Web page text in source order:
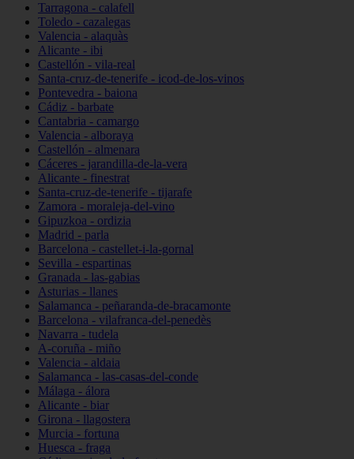
Tarragona - calafell
Toledo - cazalegas
Valencia - alaquàs
Alicante - ibi
Castellón - vila-real
Santa-cruz-de-tenerife - icod-de-los-vinos
Pontevedra - baiona
Cádiz - barbate
Cantabria - camargo
Valencia - alboraya
Castellón - almenara
Cáceres - jarandilla-de-la-vera
Alicante - finestrat
Santa-cruz-de-tenerife - tijarafe
Zamora - moraleja-del-vino
Gipuzkoa - ordizia
Madrid - parla
Barcelona - castellet-i-la-gornal
Sevilla - espartinas
Granada - las-gabias
Asturias - llanes
Salamanca - peñaranda-de-bracamonte
Barcelona - vilafranca-del-penedès
Navarra - tudela
A-coruña - miño
Valencia - aldaia
Salamanca - las-casas-del-conde
Málaga - álora
Alicante - biar
Girona - llagostera
Murcia - fortuna
Huesca - fraga